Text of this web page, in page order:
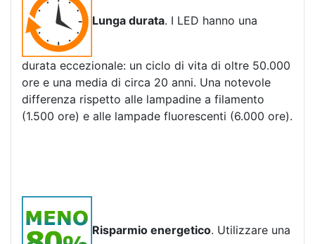
Lunga durata. I LED hanno una
durata eccezionale: un ciclo di vita di oltre 50.000
ore e una media di circa 20 anni. Una notevole
differenza rispetto alle lampadine a filamento
(1.500 ore) e alle lampade fluorescenti (6.000 ore).
Risparmio energetico. Utilizzare una